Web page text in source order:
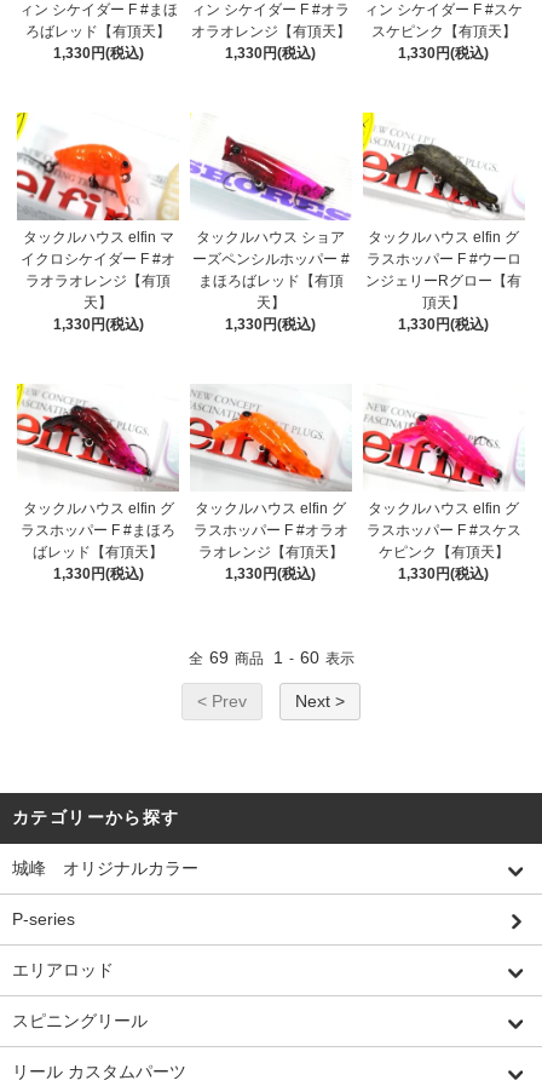
ィン シケイダー F #まほ
ろばレッド【有頂天】
1,330円(税込)
ィン シケイダー F #オラ
オラオレンジ【有頂天】
1,330円(税込)
ィン シケイダー F #スケ
スケピンク【有頂天】
1,330円(税込)
タックルハウス elfin マ
イクロシケイダー F #オ
ラオラオレンジ【有頂
天】
1,330円(税込)
タックルハウス ショア
ーズペンシルホッパー #
まほろばレッド【有頂
天】
1,330円(税込)
タックルハウス elfin グ
ラスホッパー F #ウーロ
ンジェリーRグロー【有
頂天】
1,330円(税込)
タックルハウス elfin グ
ラスホッパー F #まほろ
ばレッド【有頂天】
1,330円(税込)
タックルハウス elfin グ
ラスホッパー F #オラオ
ラオレンジ【有頂天】
1,330円(税込)
タックルハウス elfin グ
ラスホッパー F #スケス
ケピンク【有頂天】
1,330円(税込)
全 69 商品 1 - 60 表示
< Prev Next >
カテゴリーから探す
城峰 オリジナルカラー
P-series
エリアロッド
スピニングリール
リール カスタムパーツ